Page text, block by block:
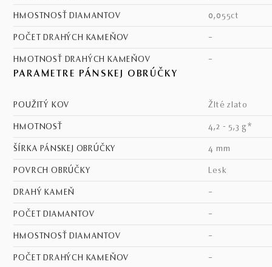
HMOSTNOSŤ DIAMANTOV 0,055ct
POČET DRAHÝCH KAMEŇOV –
HMOTNOSŤ DRAHÝCH KAMEŇOV –
PARAMETRE PÁNSKEJ OBRÚČKY
POUŽITÝ KOV žlté zlato
HMOTNOSŤ 4,2 - 5,3 g*
ŠÍRKA PÁNSKEJ OBRÚČKY 4 mm
POVRCH OBRÚČKY lesk
DRAHÝ KAMEŇ –
POČET DIAMANTOV –
HMOSTNOSŤ DIAMANTOV –
POČET DRAHÝCH KAMEŇOV –